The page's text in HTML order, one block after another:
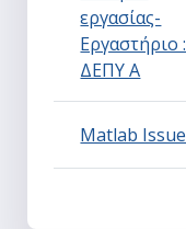
εργασίας-
Εργαστήριο :
ΔΕΠΥ Α
Matlab Issue